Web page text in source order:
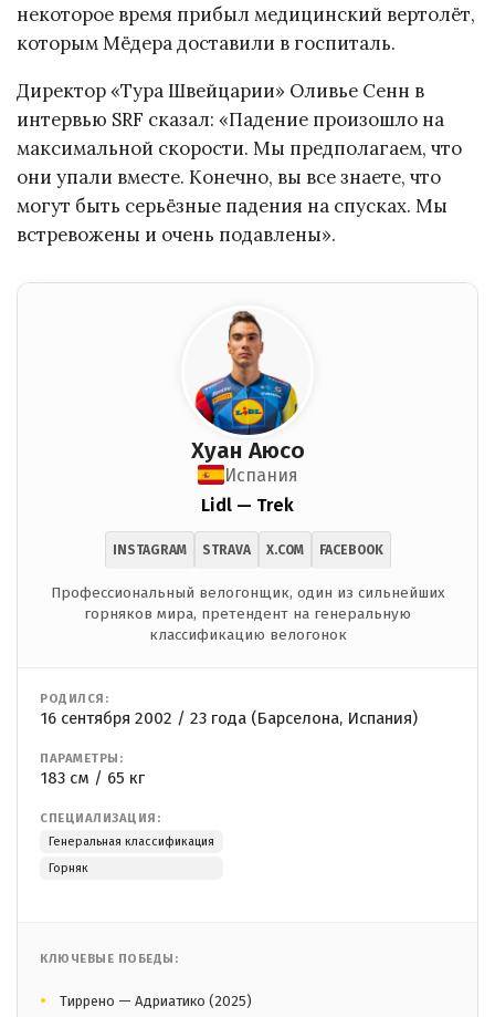
некоторое время прибыл медицинский вертолёт,
которым Мёдера доставили в госпиталь.
Директор «Тура Швейцарии» Оливье Сенн в
интервью SRF сказал: «Падение произошло на
максимальной скорости. Мы предполагаем, что
они упали вместе. Конечно, вы все знаете, что
могут быть серьёзные падения на спусках. Мы
встревожены и очень подавлены».
Хуан Аюсо
Испания
Lidl — Trek
INSTAGRAM STRAVA X.COM FACEBOOK
Профессиональный велогонщик, один из сильнейших
горняков мира, претендент на генеральную
классификацию велогонок
РОДИЛСЯ:
16 сентября 2002 / 23 года (Барселона, Испания)
ПАРАМЕТРЫ:
183 см / 65 кг
СПЕЦИАЛИЗАЦИЯ:
Генеральная классификация
Горняк
КЛЮЧЕВЫЕ ПОБЕДЫ:
Тиррено — Адриатико (2025)